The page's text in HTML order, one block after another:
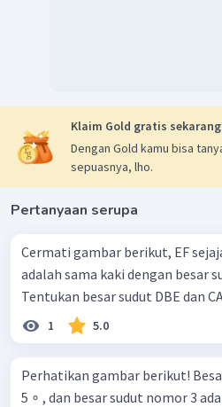
Klaim Gold gratis
Dengan Gold kamu bisa
sepuasnya, lho.
Pertanyaan serupa
Cermati gambar berikut, EF
adalah sama kaki dengan besar
Tentukan besar sudut DBE dan
1 5.0
Perhatikan gambar berikut! Besar sudut nomor 1 adalah 9
5 ∘ , dan besar sudut nomor 3